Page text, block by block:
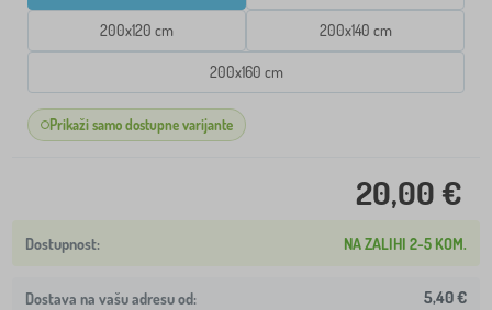
200x120 cm 200x140 cm
200x160 cm
Prikaži samo dostupne varijante
20,00 €
NA ZALIHI 2-5 KOM.
Dostava na vašu adresu od: 5,40 €